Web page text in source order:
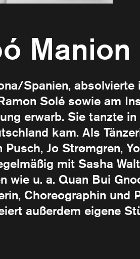
Manion
Spanien, absolvierte
Solé sowie am
erwarb. Sie tanzte in
kam. Als
Jo Strømgren,
mit Sasha
wie u. a. Quan Bui
Choreographin und
außerdem eigene